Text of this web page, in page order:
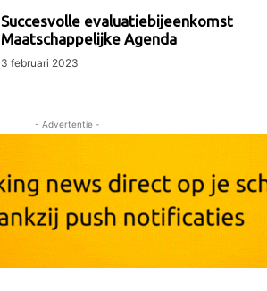
Succesvolle evaluatiebijeenkomst
Maatschappelijke Agenda
3 februari 2023
- Advertentie -